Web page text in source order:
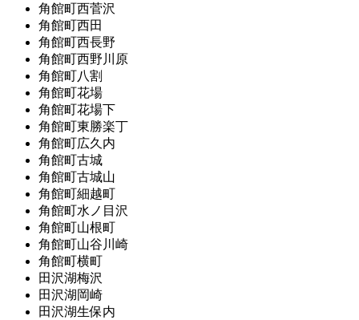
角館町西菅沢
角館町西田
角館町西長野
角館町西野川原
角館町八割
角館町花場
角館町花場下
角館町東勝楽丁
角館町広久内
角館町古城
角館町古城山
角館町細越町
角館町水ノ目沢
角館町山根町
角館町山谷川崎
角館町横町
田沢湖梅沢
田沢湖岡崎
田沢湖生保内